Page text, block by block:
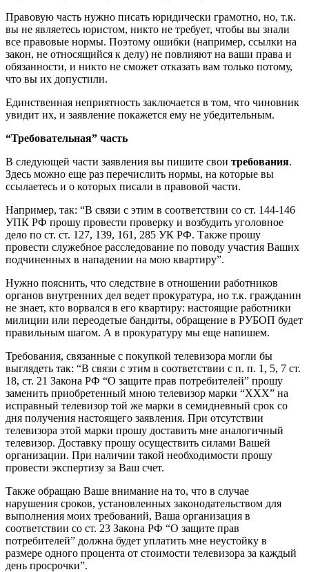
Правовую часть нужно писать юридически грамотно, но, т.к.
вы не являетесь юристом, никто не требует, чтобы вы знали
все правовые нормы. Поэтому ошибки (например, ссылки на
закон, не относящийся к делу) не повлияют на ваши права и
обязанности, и никто не сможет отказать вам только потому,
что вы их допустили.
Единственная неприятность заключается в том, что чиновник
увидит их, и заявление покажется ему не убедительным.
“Требовательная” часть
В следующей части заявления вы пишите свои требования.
Здесь можно еще раз перечислить нормы, на которые вы
ссылаетесь и о которых писали в правовой части.
Например, так: “В связи с этим в соответствии со ст. 144-146
УПК РФ прошу провести проверку и возбудить уголовное
дело по ст. ст. 127, 139, 161, 285 УК РФ. Также прошу
провести служебное расследование по поводу участия Ваших
подчиненных в нападении на мою квартиру”.
Нужно пояснить, что следствие в отношении работников
органов внутренних дел ведет прокуратура, но т.к. гражданин
не знает, кто ворвался в его квартиру: настоящие работники
милиции или переодетые бандиты, обращение в РУБОП будет
правильным шагом. А в прокуратуру мы еще напишем.
Требования, связанные с покупкой телевизора могли бы
выглядеть так: “В связи с этим в соответствии с п. п. 1, 5, 7 ст.
18, ст. 21 Закона РФ “О защите прав потребителей” прошу
заменить приобретенный мною телевизор марки “ХХХ” на
исправный телевизор той же марки в семидневный срок со
дня получения настоящего заявления. При отсутствии
телевизора этой марки прошу доставить мне аналогичный
телевизор. Доставку прошу осуществить силами Вашей
организации. При наличии такой необходимости прошу
провести экспертизу за Ваш счет.
Также обращаю Ваше внимание на то, что в случае
нарушения сроков, установленных законодательством для
выполнения моих требований, Ваша организация в
соответствии со ст. 23 Закона РФ “О защите прав
потребителей” должна будет уплатить мне неустойку в
размере одного процента от стоимости телевизора за каждый
день просрочки”.